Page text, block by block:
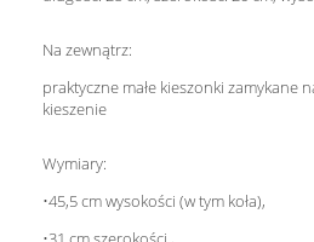
Na zewnątrz:
praktyczne małe kieszonki zamykane
kieszenie
Wymiary:
•45,5 cm wysokości (w tym koła),